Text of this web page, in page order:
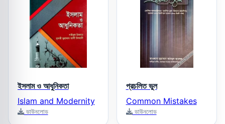
ইসলাম ও আধুনিকতা
Islam and Modernity
ডাউনলোড
প্রচলিত ভুল
Common Mistakes
ডাউনলোড